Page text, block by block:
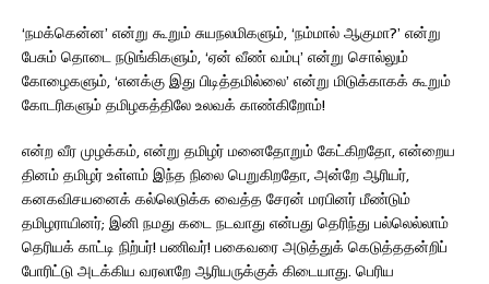
‘நமக்கென்ன’ என்று கூறும் சுயநலமிகளும், ‘நம்மால் ஆகுமா?’ என்று
பேசும் தொடை நடுங்கிகளும், ‘ஏன் வீண் வம்பு’ என்று சொல்லும்
கோழைகளும், ‘எனக்கு இது பிடித்தமில்லை’ என்று மிடுக்காகக் கூறும்
கோடரிகளும் தமிழகத்திலே உலவக் காண்கிறோம்!
என்ற வீர முழக்கம், என்று தமிழர் மனைதோறும் கேட்கிறதோ, என்றைய
தினம் தமிழர் உள்ளம் இந்த நிலை பெறுகிறதோ, அன்றே ஆரியர்,
கனகவிசயனைக் கல்லெடுக்க வைத்த சேரன் மரபினர் மீண்டும்
தமிழராயினர்; இனி நமது கடை நடவாது என்பது தெரிந்து பல்லெல்லாம்
தெரியக் காட்டி நிற்பர்! பணிவர்! பகைவரை அடுத்துக் கெடுத்ததன்றிப்
போரிட்டு அடக்கிய வரலாறே ஆரியருக்குக் கிடையாது. பெரிய